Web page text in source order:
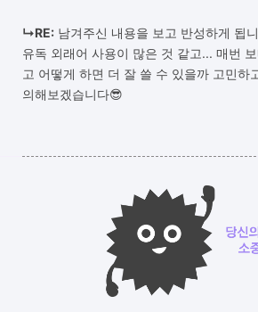
↳RE: 남겨주신 내용을 보고 반성하게 됩
유독 외래어 사용이 많은 것 같고... 매번
고 어떻게 하면 더 잘 쓸 수 있을까 고민하
의해보겠습니다😎